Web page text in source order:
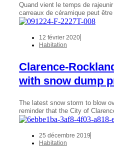
Quand vient le temps de
carreaux de céramique peut
12 février 2020
Habitation
Clarence-
with snow dump
The latest snow storm to blow
reminder that the City of
25 décembre 2019
Habitation